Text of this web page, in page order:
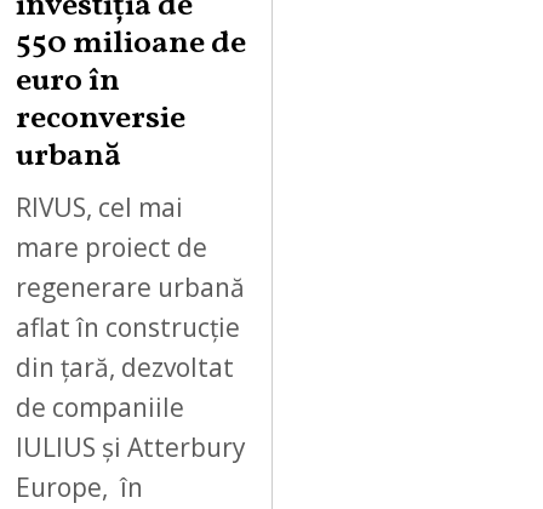
550 milioane de
euro în
reconversie
urbană
RIVUS, cel mai
mare proiect de
regenerare urbană
aflat în construcție
din țară, dezvoltat
de companiile
IULIUS și Atterbury
Europe, în